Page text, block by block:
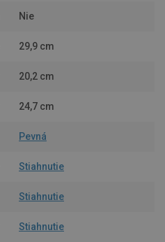
Nie
29,9 cm
20,2 cm
24,7 cm
Pevná
Stiahnutie
Stiahnutie
Stiahnutie